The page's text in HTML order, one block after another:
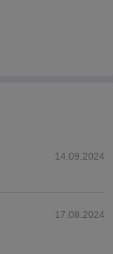
14.09.2024
17.08.2024